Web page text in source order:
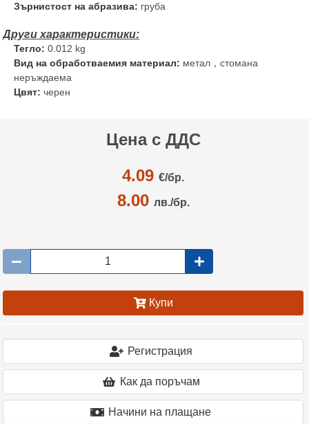
Зърнистост на абразива: груба
Тегло: 0.012 kg
Вид на обработваемия материал: метал，стомана
неръждаема
Цвят: черен
Цена с ДДС
4.09 €/бр.
8.00 лв./бр.
Купи
Регистрация
Как да поръчам
Начини на плащане